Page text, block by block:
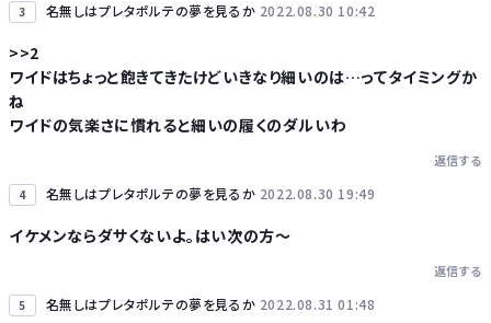
3 名無しはプレタポルテの夢を見るか 2022.08.30 10:42
>>2
ワイドはちょっと飽きてきたけどいきなり細いのは…ってタイミングか
ね
ワイドの気楽さに慣れると細いの履くのダルいわ
返信する
4 名無しはプレタポルテの夢を見るか 2022.08.30 19:49
イケメンならダサくないよ。はい次の方〜
返信する
5 名無しはプレタポルテの夢を見るか 2022.08.31 01:48